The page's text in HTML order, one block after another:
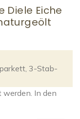
Diele Eiche
, 3-Stab-
In den